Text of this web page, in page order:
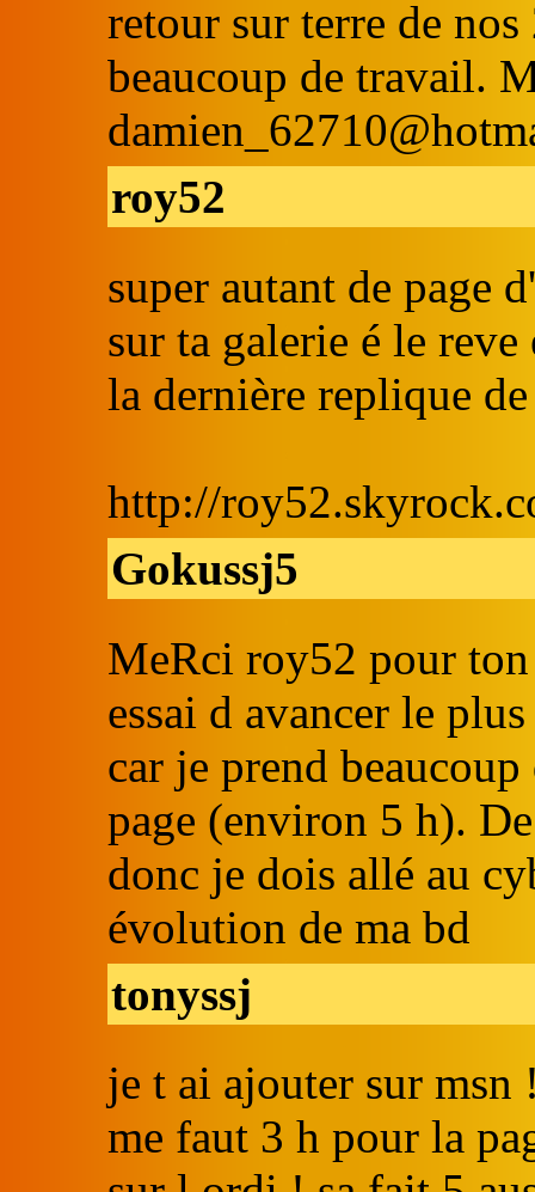
retour sur terre de
beaucoup de travail.
roy52
super autant de page
sur ta galerie é le
la dernière replique
http://
Gokussj5
MeRci roy52 pour
essai d avancer le
car je prend
page (environ 5 h).
donc je dois allé au
évolution de ma bd
tonyssj
je t ai ajouter sur
me faut 3 h pour la